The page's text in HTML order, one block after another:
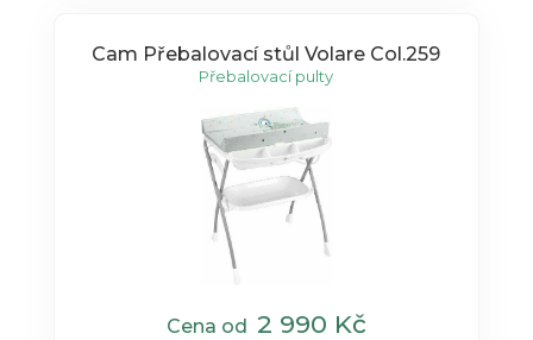
Cam Přebalovací stůl Volare Col.259
Přebalovací pulty
Cena od 2 990 Kč